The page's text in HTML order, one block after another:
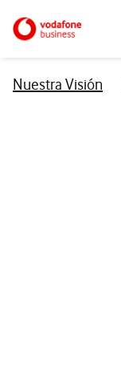
Ir a la pagina
Nuestra Visión